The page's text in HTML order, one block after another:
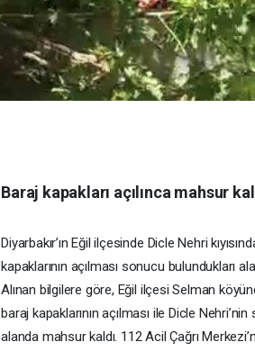
Baraj kapakları açılınca mahsur
Diyarbakır’ın Eğil ilçesinde Dicle Nehri
kapaklarının açılması sonucu bulundukları
Alınan bilgilere göre, Eğil ilçesi Selman
baraj kapaklarının açılması ile Dicle
alanda mahsur kaldı. 112 Acil Çağrı